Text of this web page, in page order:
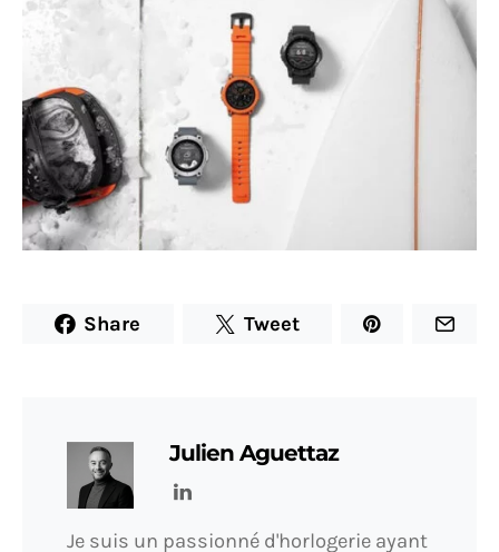
Share Tweet
Julien Aguettaz
Je suis un passionné d'horlogerie ayant